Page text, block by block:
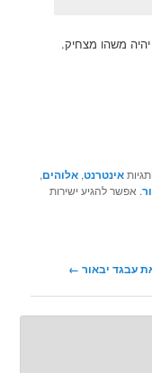
משהו מצחיק.
אינטרנט,אלוהים,
. אפשר להגיע ישירות
עבגד יבאור‏ ←